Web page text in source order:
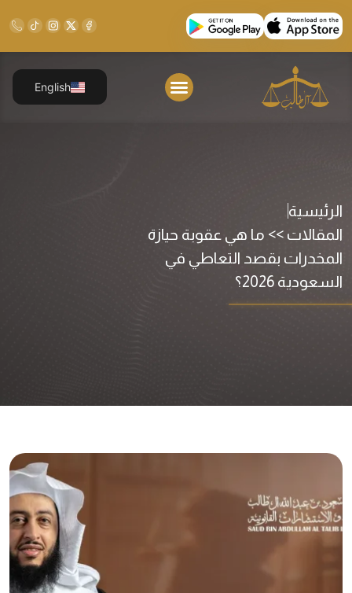
English
الرئيسية
المقالات >> ما هي عقوبة حيازة
المخدرات بقصد التعاطي في
السعودية 2026؟